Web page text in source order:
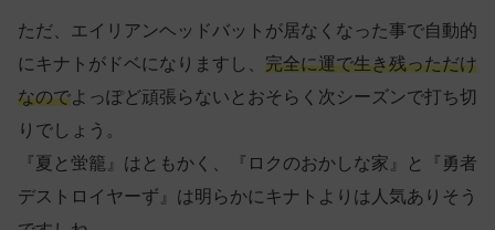
ただ、エイリアンヘッドバットが居なくなった事で自動的
にキナトがドベになりますし、 完全に運で生き残っただけ
なのでよっぽど頑張らないとおそらく次シーズンで打ち切
りでしょう。
『夏と蛍籠』はともかく、『ロクのおかしな家』と『勇者
デストロイヤーず』は明らかにキナトよりは人気ありそう